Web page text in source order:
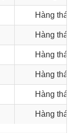
Hàng
Hàng
Hàng
Hàng
Hàng
Hàng